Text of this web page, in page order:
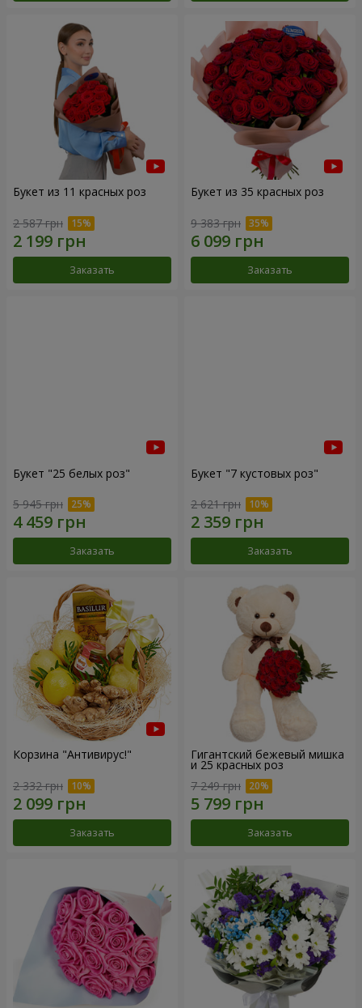
Букет из 11 красных роз
2 587 грн
Заказать
Букет из 35 красных роз
9 383 грн
Заказать
Букет "25 белых роз"
5 945 грн
Заказать
Букет "7 кустовых роз"
2 621 грн
Заказать
Корзина "Антивирус!"
2 332 грн
Заказать
Гигантский бежевый мишка
и 25 красных роз
7 249 грн
Заказать